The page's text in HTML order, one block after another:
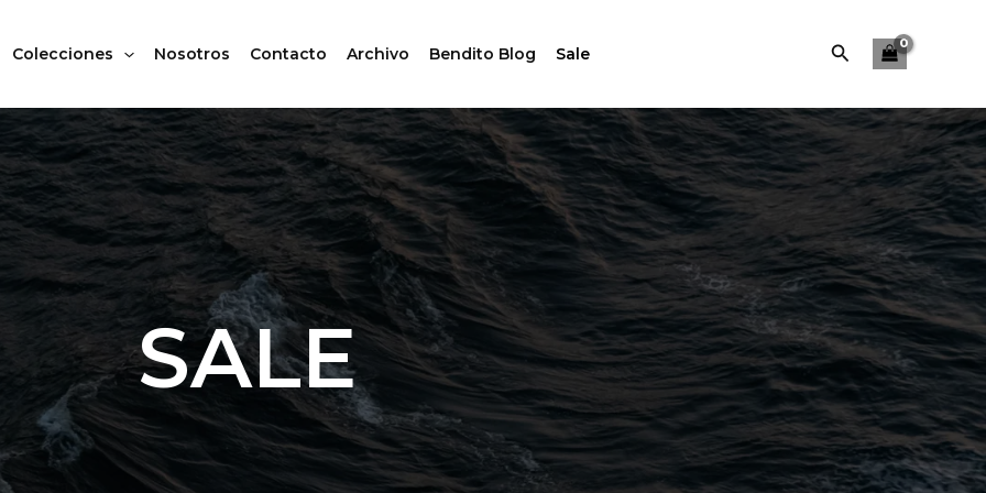
Colecciones Nosotros Contacto Archivo Bendito Blog Sale Buscar
SALE